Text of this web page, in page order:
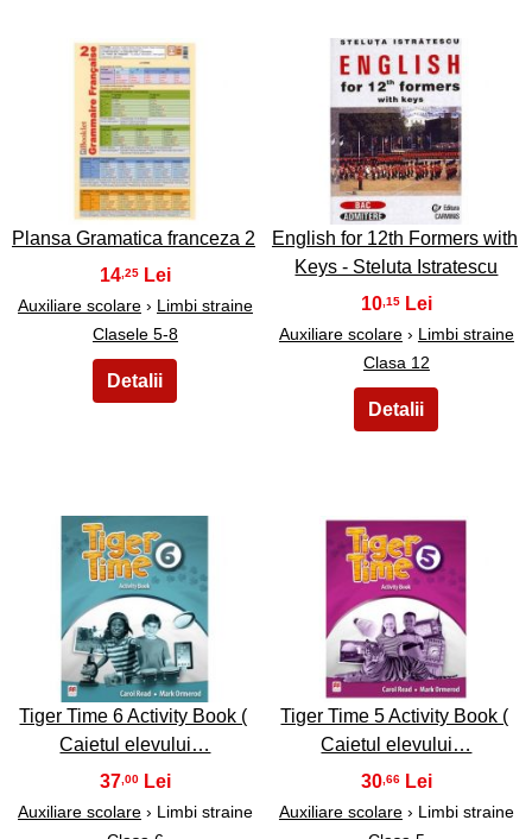
5
Plansa Gramatica franceza 2
14 ,25
Auxiliare scolare› Limbi straine
Clasele 5-8
6
English for 12th Formers with
Keys - Steluta Istratescu
10,15
Auxiliare scolare› Limbi straine
Clasa 12
7
Tiger Time 6 Activity Book (
Caietul elevului…
37,00
Auxiliare scolare› Limbi straine
8
Tiger Time 5 Activity Book (
Caietul elevului…
30,66
Auxiliare scolare› Limbi straine